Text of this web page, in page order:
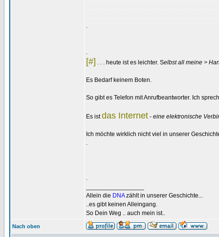
.
.
[#] . . . heute ist es leichter. Selbst all meine >
Es Bedarf keinem Boten.
So gibt es Telefon mit Anrufbeantworter. Ich
Es istdas Internet - eine elektronische
Ich möchte wirklich nicht viel in unserer
.
.
Allein die DNAzählt in unserer Geschichte...
..es gibt keinen Alleingang.
So Dein Weg .. auch mein ist..
Nach oben